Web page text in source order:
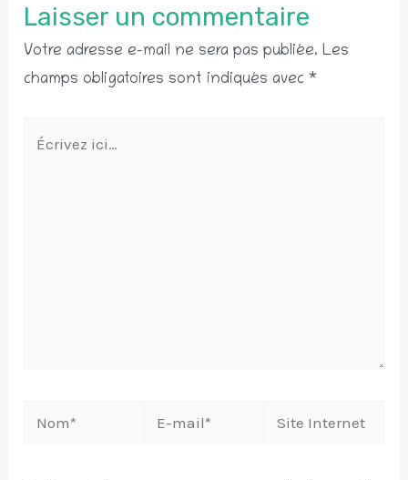
Laisser un commentaire
Votre adresse e-mail ne sera pas publiée. Les
champs obligatoires sont indiqués avec*